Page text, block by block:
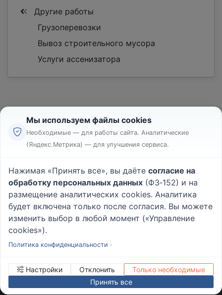
Другие работы
Грузоперевозки
Вывоз строительного мусора
Услуги ассенизатора
Реклама
Пользовательское соглашение
Политика конфиденциальности
Вопрос - Ответ|О проекте
ИНН/КПП Управление cookies
Мы используем файлы cookies
Необходимые — для работы сайта. Аналитические
(Яндекс.Метрика) — для улучшения сервиса.
Нажимая «Принять все», вы даёте согласие на
обработку персональных данных (ФЗ‑152) и на
размещение аналитических cookies. Аналитика
будет включена только после согласия. Вы можете
изменить выбор в любой момент («Управление
cookies»).
Политика конфиденциальности ·
Настройки Отклонить
Только необходимые
Принять все